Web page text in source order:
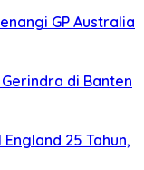
GP Australia
di Banten
25 Tahun,